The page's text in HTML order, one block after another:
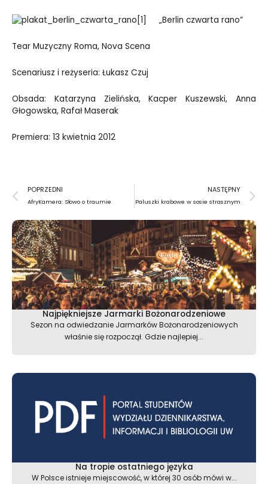
„Berlin czwarta rano”
Tear Muzyczny Roma, Nova Scena
Scenariusz i reżyseria: Łukasz Czuj
Obsada: Katarzyna Zielińska, Kacper Kuszewski, Anna
Głogowska, Rafał Maserak
Premiera: 13 kwietnia 2012
Prev
POPRZEDNI
AfryKamera: Słowo o traumie
NASTĘPNY
Paluszki krabowe w sosie strasznym
Najpiękniejsze Jarmarki Bożonarodzeniowe
Sezon na odwiedzanie Jarmarków Bożonarodzeniowych
właśnie się rozpoczął. Gdzie najlepiej...
Na tropie ostatniego języka
W Polsce istnieje miejscowość, w której 30 osób mówi w...